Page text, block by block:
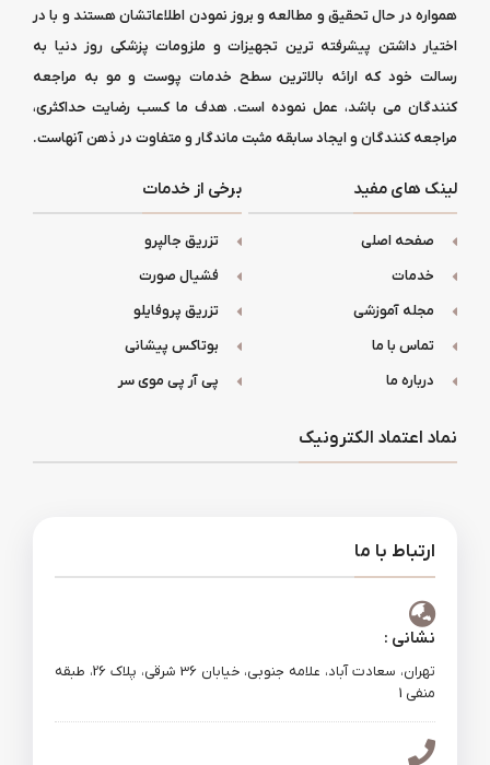
همواره در حال تحقیق و مطالعه و بروز نمودن اطلاعاتشان هستند و با در
اختیار داشتن پیشرفته ترین تجهیزات و ملزومات پزشکی روز دنیا به
رسالت خود که ارائه بالاترین سطح خدمات پوست و مو به مراجعه
کنندگان می باشد، عمل نموده است. هدف ما کسب رضایت حداکثری،
مراجعه کنندگان و ایجاد سابقه مثبت ماندگار و متفاوت در ذهن آنهاست.
لینک های مفید
صفحه اصلی
خدمات
مجله آموزشی
تماس با ما
درباره ما
برخی از خدمات
تزریق جالپرو
فشیال صورت
تزریق پروفایلو
بوتاکس پیشانی
پی آر پی موی سر
نماد اعتماد الکترونیک
ارتباط با ما
نشانی :
تهران، سعادت آباد، علامه جنوبی، خیابان 36 شرقی، پلاک 26، طبقه
منفی 1